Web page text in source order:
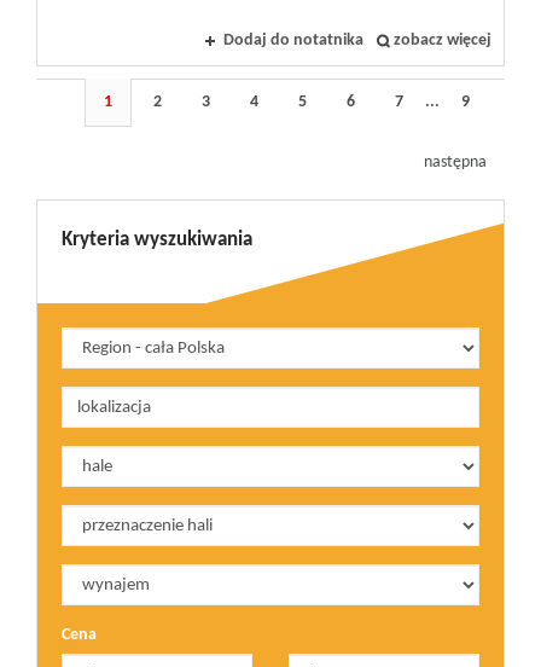
Dodaj do notatnika zobacz więcej
1 2 3 4 5 6 7 ... 9
następna
Kryteria wyszukiwania
Cena